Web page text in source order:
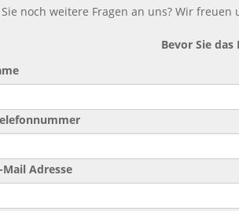
noch weitere Fragen an uns? Wir
Bevor Sie
Mail Adresse